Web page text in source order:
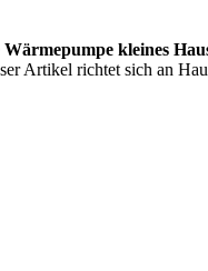
Wärmepumpe kleines
Artikel richtet sich an